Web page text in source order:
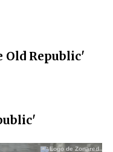
Old Republic'